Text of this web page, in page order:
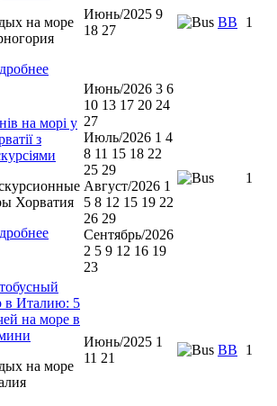
на море
Июнь/2025 9
18 27
BB 1
на морі у
з
Хорватия
Июнь/2026 3 6
10 13 17 20 24
27
Июль/2026 1 4
8 11 15 18 22
25 29
Август/2026 1
5 8 12 15 19 22
26 29
Сентябрь/2026
2 5 9 12 16 19
23
1
в Италию: 5
на море в
на море
Июнь/2025 1
11 21
ВВ 1